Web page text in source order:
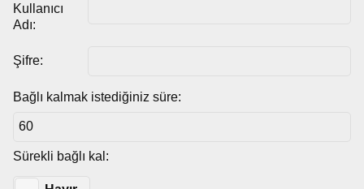
Kullanıcı
Adı:
Şifre:
Bağlı kalmak istediğiniz süre:
Sürekli bağlı kal: